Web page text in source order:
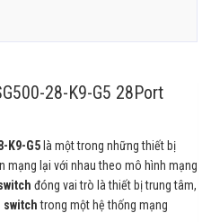
28-K9-G5 28Port
K9-G5là một trong những thiết bị
mạng lại với nhau theo mô hình mạng
đóng vai trò là thiết bị trung tâm,
switchtrong một hệ thống mạng